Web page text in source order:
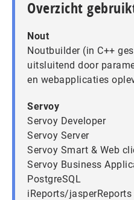
Overzicht
Nout
Noutbuilder (in C++
uitsluitend door
en webapplicaties
Servoy
Servoy Developer
Servoy Server
Servoy Smart & Web
Servoy Business
PostgreSQL
iReports/jasperReports